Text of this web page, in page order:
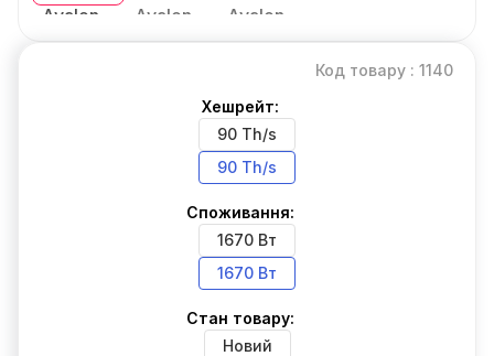
Код товару : 1140
Хешрейт:
90 Th/s
90 Th/s
Споживання:
1670 Вт
1670 Вт
Стан товару:
Новий